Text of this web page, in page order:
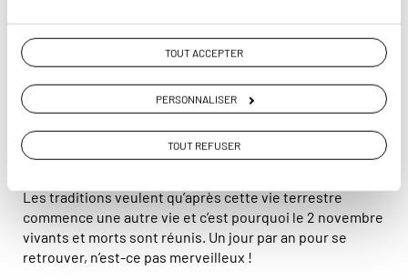
TOUT ACCEPTER
PERSONNALISER
TOUT REFUSER
décédées arrivent en larmes. Elles pleurent car leurs
proches ne se sont pas souvenues d’elles au cours de
l'année. En revanche, un journée ensoleillée signifie que
les défunts sont joyeux, leurs familles s’étant souvenues
d'eux.
La mort n’est pas quelque chose de joyeux, oh non
vraiment pas ! Mais là encore, les Péruviens savent
Les traditions veulent qu’après cette vie terrestre
commence une autre vie et c’est pourquoi le 2 novembre
vivants et morts sont réunis. Un jour par an pour se
retrouver, n’est-ce pas merveilleux !